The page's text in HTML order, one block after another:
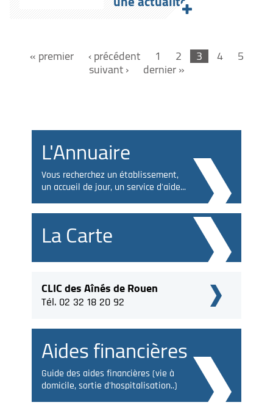
« premier ‹ précédent 1 2 3 4 5
suivant › dernier »
L'Annuaire
Vous recherchez un établissement,
un accueil de jour, un service d'aide...
La Carte
CLIC des Aînés de Rouen
Tél. 02 32 18 20 92
Aides financières
Guide des aides financières (vie à
domicile, sortie d'hospitalisation..)